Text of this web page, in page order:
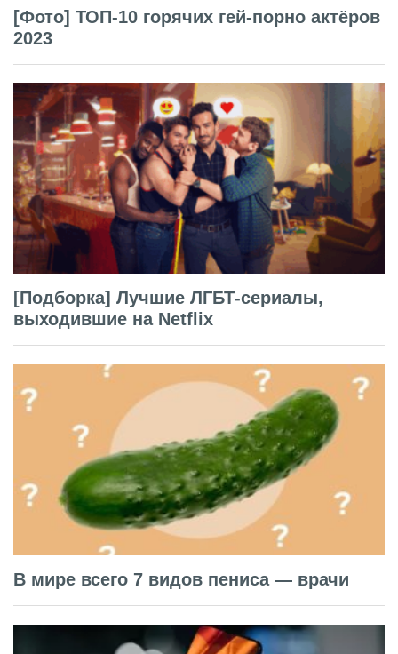
[Фото] ТОП-10 горячих гей-порно актёров
2023
[Подборка] Лучшие ЛГБТ-сериалы,
выходившие на Netflix
В мире всего 7 видов пениса — врачи